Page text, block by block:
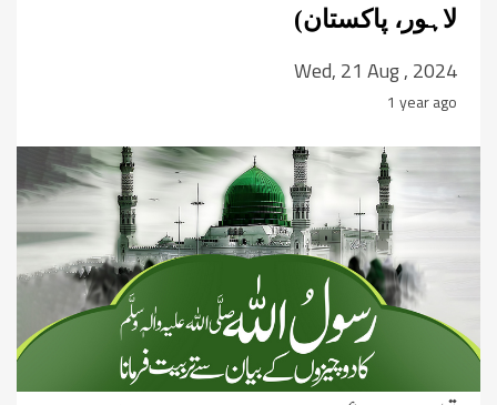
لاہور، پاکستان)
Wed, 21 Aug , 2024
1 year ago